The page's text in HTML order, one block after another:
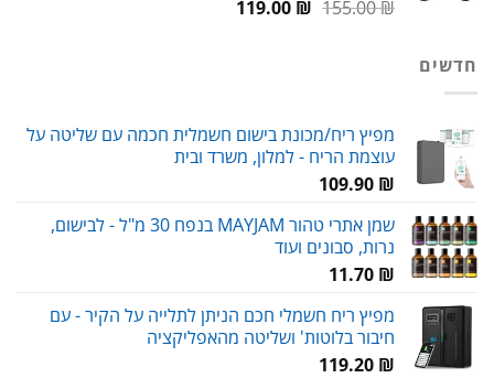
155.00₪
המחיר119.00 ₪
המחיר
חדשים
מפיץ ריח/מכונת בישום חשמלית חכמה עם שליטה על
עוצמת הריח - למלון, משרד ובית
109.90 ₪
שמן אתרי טהור MAYJAM בנפח 30 מ"ל - לבישום,
נרות, סבונים ועוד
11.70 ₪
מפיץ ריח חשמלי חכם הניתן לתלייה על הקיר - עם
חיבור בלוטות' ושליטה מהאפליקציה
119.20 ₪